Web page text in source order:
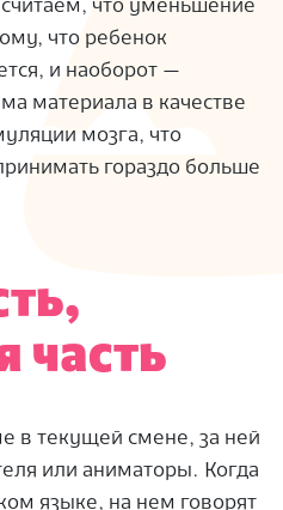
что уменьшение
что ребенок
и наоборот —
материала в качестве
мозга, что
гораздо больше
часть
в текущей смене, за ней
или аниматоры. Когда
языке, на нем говорят